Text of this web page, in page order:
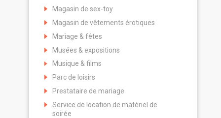
Magasin de sex-toy
Magasin de vêtements érotiques
Mariage & fêtes
Musées & expositions
Musique & films
Parc de loisirs
Prestataire de mariage
Service de location de matériel de
soirée